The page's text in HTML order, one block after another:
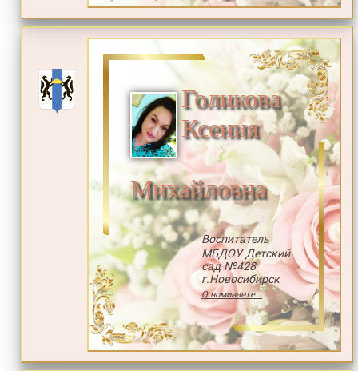
Голикова
Ксения
Михайловна
Воспитатель
МБДОУ Детский
сад №428
г.Новосибирск
О номинанте...